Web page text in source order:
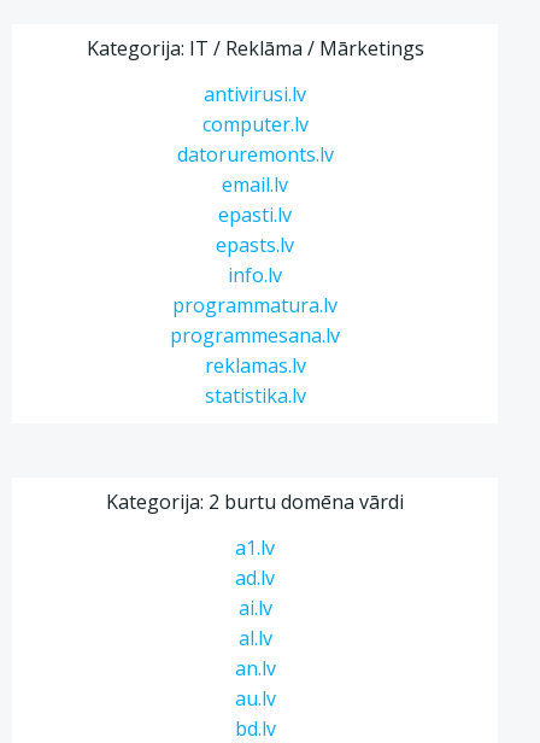
Kategorija: IT / Reklāma / Mārketings
antivirusi.lv
computer.lv
datoruremonts.lv
email.lv
epasti.lv
epasts.lv
info.lv
programmatura.lv
programmesana.lv
reklamas.lv
statistika.lv
Kategorija: 2 burtu domēna vārdi
a1.lv
ad.lv
ai.lv
al.lv
an.lv
au.lv
bd.lv